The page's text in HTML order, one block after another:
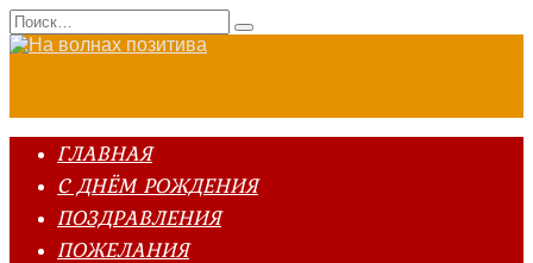
Перейти
к
Search
for:
ГЛАВНАЯ
С ДНЁМ РОЖДЕНИЯ
ПОЗДРАВЛЕНИЯ
ПОЖЕЛАНИЯ